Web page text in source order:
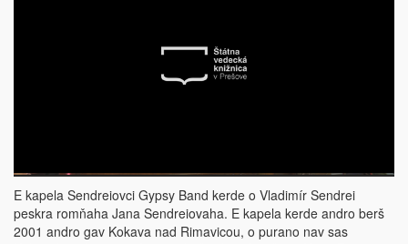
E kapela Sendreiovci Gypsy Band kerde o Vladimír Sendrei
peskra romňaha Jana Sendreiovaha. E kapela kerde andro berš
2001 andro gav Kokava nad Rimavicou, o purano nav sas